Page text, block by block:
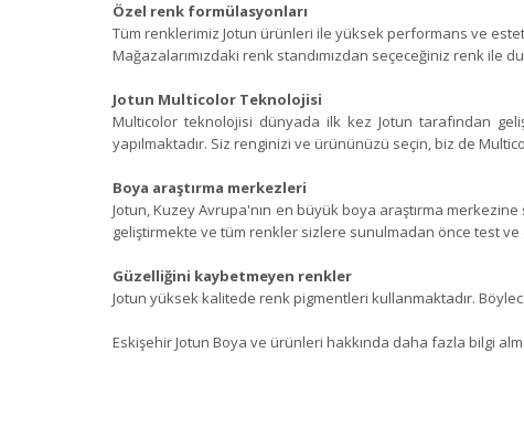
Özel renk formülasyonları
Tüm renklerimiz Jotun ürünleri ile yüksek performans ve
Mağazalarımızdaki renk standımızdan seçeceğiniz renk ile
Jotun Multicolor Teknolojisi
Multicolor teknolojisi dünyada ilk kez Jotun tarafından
yapılmaktadır. Siz renginizi ve ürününüzü seçin, biz de
Boya araştırma merkezleri
Jotun, Kuzey Avrupa'nın en büyük boya araştırma
geliştirmekte ve tüm renkler sizlere sunulmadan önce test
Güzelliğini kaybetmeyen renkler
Jotun yüksek kalitede renk pigmentleri kullanmaktadır.
Eskişehir Jotun Boya ve ürünleri hakkında daha fazla bilgi